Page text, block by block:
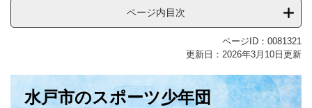
ページ内目次
ページID：0081321
更新日：2026年3月10日更新
水戸市のスポーツ少年団